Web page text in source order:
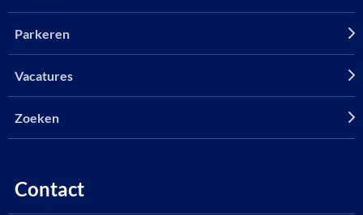
Parkeren
Vacatures
Zoeken
Contact